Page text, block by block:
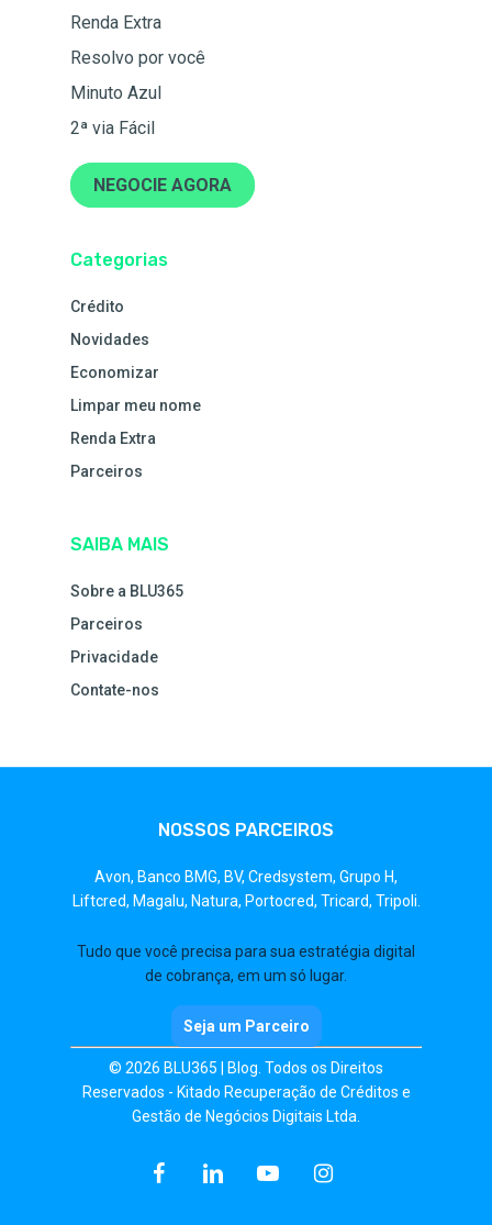
Renda Extra
Resolvo por você
Minuto Azul
2ª via Fácil
NEGOCIE AGORA
Categorias
Crédito
Novidades
Economizar
Limpar meu nome
Renda Extra
Parceiros
SAIBA MAIS
Sobre a BLU365
Parceiros
Privacidade
Contate-nos
NOSSOS PARCEIROS
Avon, Banco BMG, BV, Credsystem, Grupo H,
Liftcred, Magalu, Natura, Portocred, Tricard, Tripoli.
Tudo que você precisa para sua estratégia digital
de cobrança, em um só lugar.
Seja um Parceiro
© 2026 BLU365 | Blog. Todos os Direitos
Reservados - Kitado Recuperação de Créditos e
Gestão de Negócios Digitais Ltda.
facebooklinkedin youtube instagram